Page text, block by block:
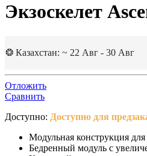
Экзоскелет
❂ Казахстан: ~ 22 Авг - 30 Авг
Отложить
Сравнить
Доступно: Доступно для
Модульная конструкция
Бедренный модуль с